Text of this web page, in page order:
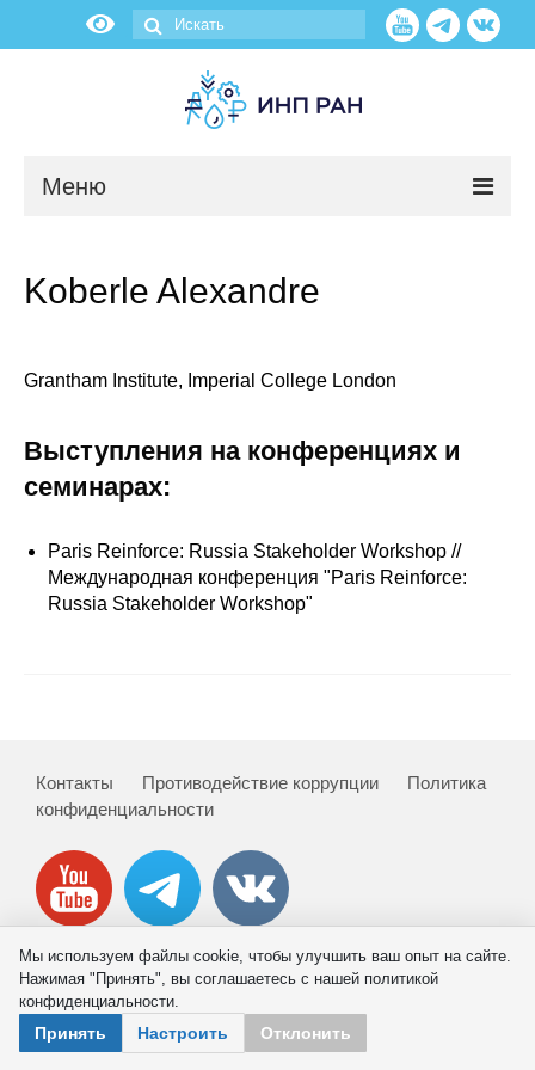
Меню
Администрация
Сотрудники
Отчетность
Публикации
Издания
О журнале
Номера журналов
Koberle Alexandre
Grantham Institute, Imperial College London
Выступления на конференциях и
семинарах:
Paris Reinforce: Russia Stakeholder Workshop //
Международная конференция "Paris Reinforce:
Russia Stakeholder Workshop"
Контакты Противодействие коррупции
Политика
конфиденциальности
© 2026 ИНП РАН
Мы используем файлы cookie, чтобы улучшить ваш опыт на сайте.
Нажимая "Принять", вы соглашаетесь с нашей политикой
конфиденциальности.
Принять Настроить Отклонить